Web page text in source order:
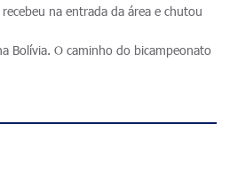
na entrada da área e chutou
Bolívia. O caminho do bicampeonato